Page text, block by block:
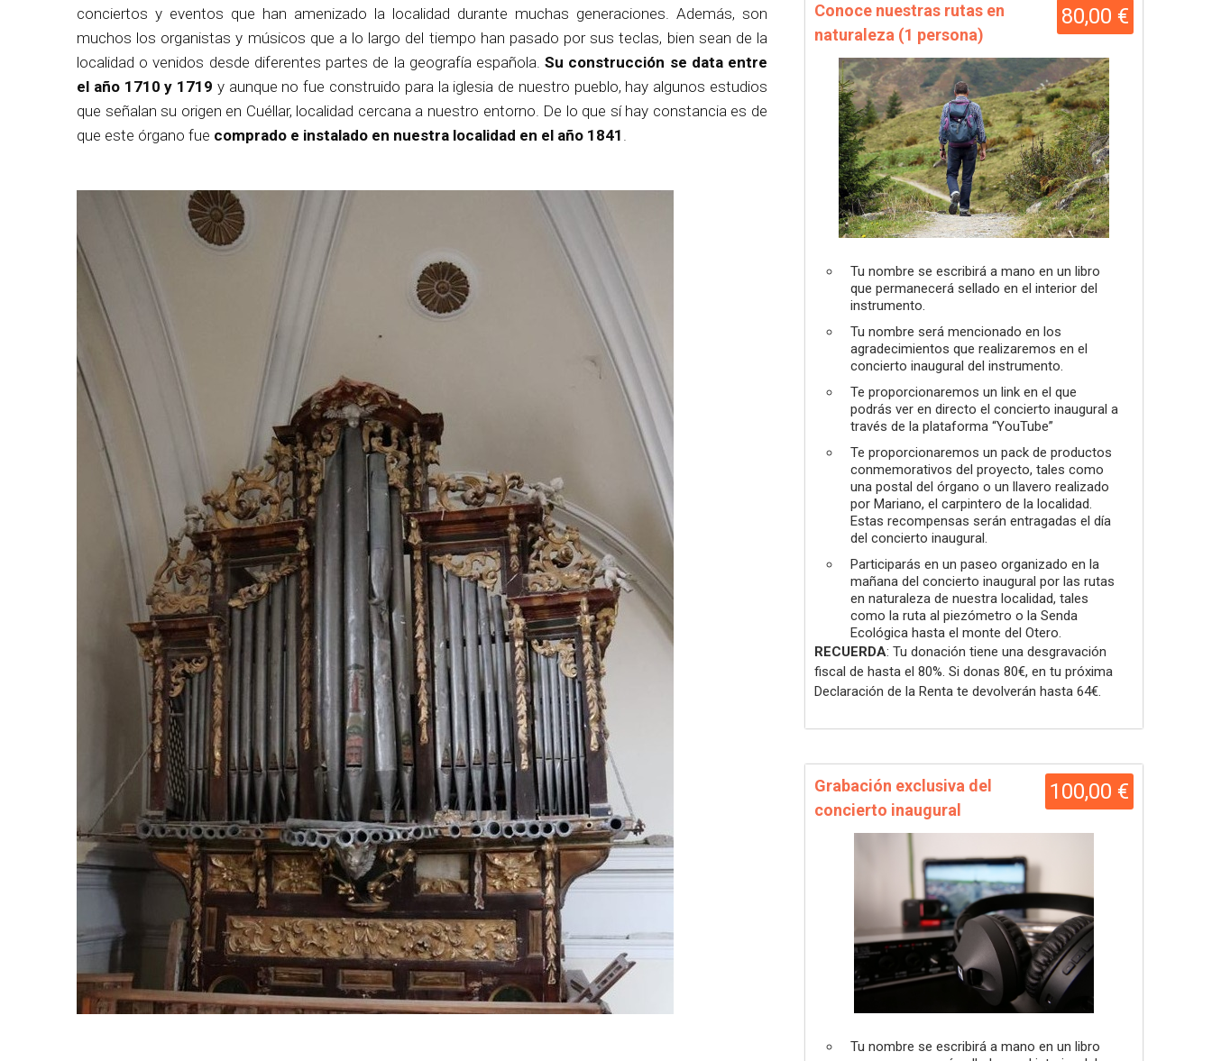
conciertos y eventos que han amenizado la localidad durante muchas generaciones. Además, son
muchos los organistas y músicos que a lo largo del tiempo han pasado por sus teclas, bien sean de la
localidad o venidos desde diferentes partes de la geografía española.Su construcción se data entre
el año 1710 y 1719 y aunque no fue construido para la iglesia de nuestro pueblo, hay algunos estudios
que señalan su origen en Cuéllar, localidad cercana a nuestro entorno. De lo que sí hay constancia es de
que este órgano fue comprado e instalado en nuestra localidad en el año 1841 .
80,00 €
Conoce nuestras rutas en
naturaleza (1 persona)
Tu nombre se escribirá a mano en un libro
que permanecerá sellado en el interior del
instrumento.
Tu nombre será mencionado en los
agradecimientos que realizaremos en el
concierto inaugural del instrumento.
Te proporcionaremos un link en el que
podrás ver en directo el concierto inaugural a
través de la plataforma “YouTube”
Te proporcionaremos un pack de productos
conmemorativos del proyecto, tales como
una postal del órgano o un llavero realizado
por Mariano, el carpintero de la localidad.
Estas recompensas serán entragadas el día
del concierto inaugural.
Participarás en un paseo organizado en la
mañana del concierto inaugural por las rutas
en naturaleza de nuestra localidad, tales
como la ruta al piezómetro o la Senda
Ecológica hasta el monte del Otero.
RECUERDA: Tu donación tiene una desgravación
fiscal de hasta el 80%. Si donas 80€, en tu próxima
Declaración de la Renta te devolverán hasta 64€.
100,00 €
Grabación exclusiva del
concierto inaugural
Tu nombre se escribirá a mano en un libro